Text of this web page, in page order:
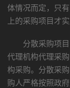
体情况而定，只
上的采购项目才
分散采购项目
代理机构代理采
构采购。分散采
购人严格按照政